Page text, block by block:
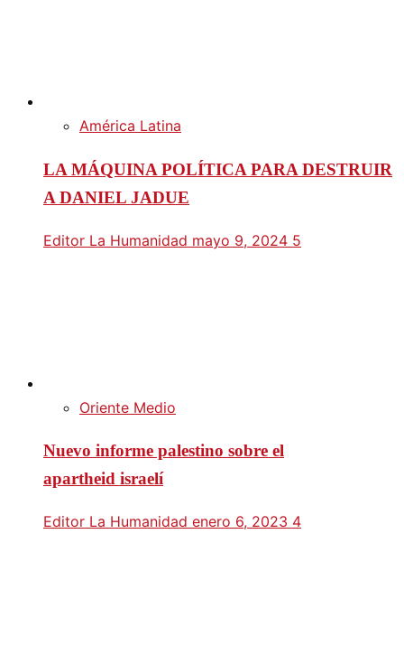
América Latina
LA MÁQUINA POLÍTICA PARA DESTRUIR
A DANIEL JADUE
Editor La Humanidad mayo 9, 2024 5
Oriente Medio
Nuevo informe palestino sobre el
apartheid israelí
Editor La Humanidad enero 6, 2023 4